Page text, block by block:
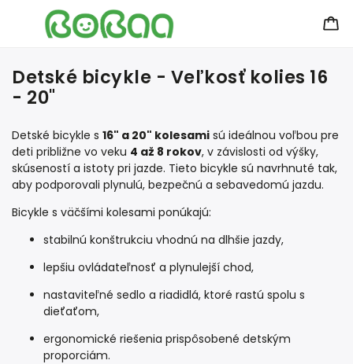
Detské bicykle - Veľkosť kolies 16
- 20"
Detské bicykle s 16" a 20" kolesami sú ideálnou voľbou pre
deti približne vo veku 4 až 8 rokov, v závislosti od výšky,
skúseností a istoty pri jazde. Tieto bicykle sú navrhnuté tak,
aby podporovali plynulú, bezpečnú a sebavedomú jazdu.
Bicykle s väčšími kolesami ponúkajú:
stabilnú konštrukciu vhodnú na dlhšie jazdy,
lepšiu ovládateľnosť a plynulejší chod,
nastaviteľné sedlo a riadidlá, ktoré rastú spolu s
dieťaťom,
ergonomické riešenia prispôsobené detským
proporciám.